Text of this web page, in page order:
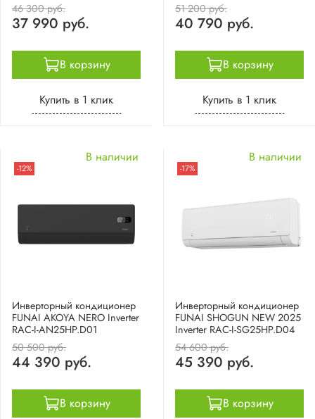
46 300 руб.
37 990 руб.
В корзину
Купить в 1 клик
51 200 руб.
40 790 руб.
В корзину
Купить в 1 клик
-12%
Инверторный кондиционер
FUNAI AKOYA NERO Inverter
RAC-I-AN25HP.D01
В наличии
50 500 руб.
44 390 руб.
В корзину
-17%
Инверторный кондиционер
FUNAI SHOGUN NEW 2025
Inverter RAC-I-SG25HP.D04
В наличии
54 600 руб.
45 390 руб.
В корзину